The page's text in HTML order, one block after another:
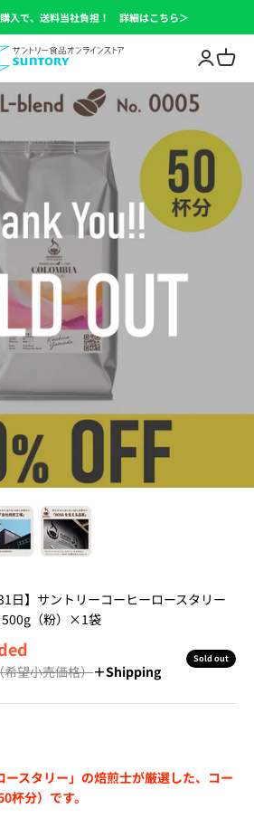
入で、送料当社負担！ 詳細はこちら＞
リー食品オンラインストア OpenOpen
日】サントリーコーヒーロースタリー
（粉）×1袋
希望小売価格）＋Shipping
Sold out
ースタリー」の焙煎士が厳選した、コー
杯分）です。